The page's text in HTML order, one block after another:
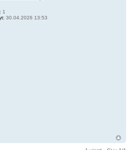
1
30.04.2026 13:53